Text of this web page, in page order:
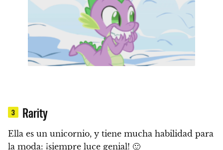
3 Rarity
Ella es un unicornio, y tiene mucha habilidad para
la moda: ¡siempre luce genial! 🙂